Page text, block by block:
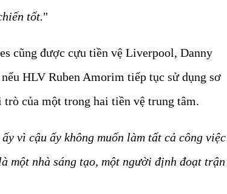
tốt."
cũng được cựu tiền vệ Liverpool, Danny
HLV Ruben Amorim tiếp tục sử dụng sơ
trò của một trong hai tiền vệ trung tâm.
vì cậu ấy không muốn làm tất cả công việc
một nhà sáng tạo, một người định đoạt trận